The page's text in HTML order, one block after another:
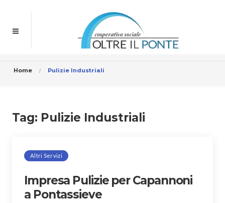
Home Pulizie Industriali
Tag: Pulizie Industriali
Altri Servizi
Impresa Pulizie per Capannoni
a Pontassieve